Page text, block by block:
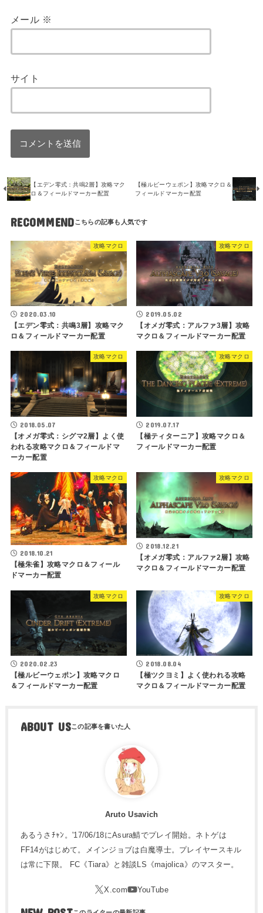
メール ※
サイト
【エデン零式：共鳴2層】攻略マク
ロ＆フィールドマーカー配置
【極ルビーウェポン】攻略マクロ＆
フィールドマーカー配置
RECOMMEND
攻略マクロ
2020.03.10
【エデン零式：共鳴3層】攻略マク
ロ＆フィールドマーカー配置
攻略マクロ
2019.05.02
【オメガ零式：アルファ3層】攻略
マクロ＆フィールドマーカー配置
攻略マクロ
2018.05.07
【オメガ零式：シグマ2層】よく使
われる攻略マクロ＆フィールドマ
ーカー配置
攻略マクロ
2019.07.17
【極ティターニア】攻略マクロ＆
フィールドマーカー配置
攻略マクロ
2018.10.21
【極朱雀】攻略マクロ＆フィール
ドマーカー配置
攻略マクロ
2018.12.21
【オメガ零式：アルファ2層】攻略
マクロ＆フィールドマーカー配置
攻略マクロ
2020.02.23
【極ルビーウェポン】攻略マクロ
＆フィールドマーカー配置
攻略マクロ
2018.08.04
【極ツクヨミ】よく使われる攻略
マクロ＆フィールドマーカー配置
ABOUT US
Aruto Usavich
あるうさﾁｬﾝ。'17/06/18にAsura鯖でプレイ開始。ネトゲは
FF14がはじめて。メインジョブは白魔導士。プレイヤースキル
は常に下限。 FC《Tiara》と雑談LS《majolica》のマスター。